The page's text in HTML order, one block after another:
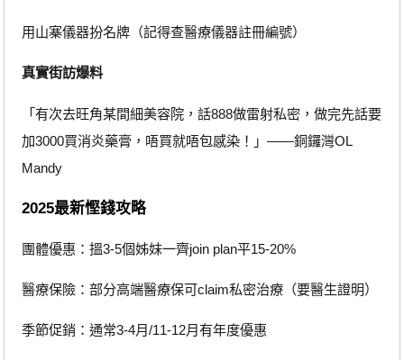
用山寨儀器扮名牌（記得查醫療儀器註冊編號）
真實街訪爆料
「有次去旺角某間細美容院，話888做雷射私密，做完先話要
加3000買消炎藥膏，唔買就唔包感染！」——銅鑼灣OL
Mandy
2025最新慳錢攻略
團體優惠：搵3-5個姊妹一齊join plan平15-20%
醫療保險：部分高端醫療保可claim私密治療（要醫生證明）
季節促銷：通常3-4月/11-12月有年度優惠